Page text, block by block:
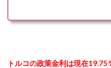
トルコの政策金利は現在19.75